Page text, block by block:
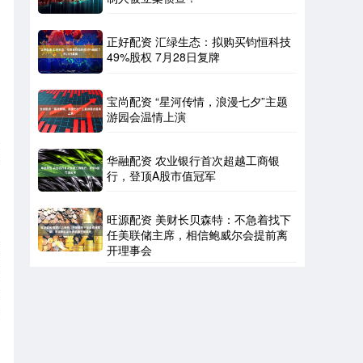
正好配资 汇绿生态：拟购买钧恒科技
49%股权 7月28日复牌
宝尚配资 “星河传情，浪漫七夕”主题
游园会温情上演
华融配资 农业银行首次超越工商银
行，登顶A股市值冠军
旺源配资 美财长贝森特：不急着找下
任美联储主席，相信鲍威尔会提前离
开理事会